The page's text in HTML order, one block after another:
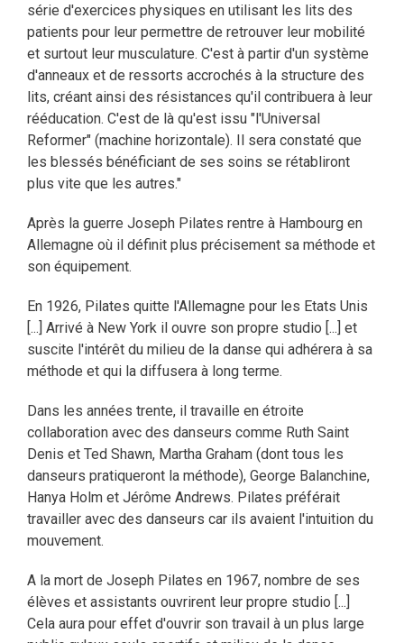
série d'exercices physiques en utilisant les lits des
patients pour leur permettre de retrouver leur mobilité
et surtout leur musculature. C'est à partir d'un système
d'anneaux et de ressorts accrochés à la structure des
lits, créant ainsi des résistances qu'il contribuera à leur
rééducation. C'est de là qu'est issu "l'Universal
Reformer" (machine horizontale). Il sera constaté que
les blessés bénéficiant de ses soins se rétabliront
plus vite que les autres."
Après la guerre Joseph Pilates rentre à Hambourg en
Allemagne où il définit plus précisement sa méthode et
son équipement.
En 1926, Pilates quitte l'Allemagne pour les Etats Unis
[...] Arrivé à New York il ouvre son propre studio [...] et
suscite l'intérêt du milieu de la danse qui adhérera à sa
méthode et qui la diffusera à long terme.
Dans les années trente, il travaille en étroite
collaboration avec des danseurs comme Ruth Saint
Denis et Ted Shawn, Martha Graham (dont tous les
danseurs pratiqueront la méthode), George Balanchine,
Hanya Holm et Jérôme Andrews. Pilates préférait
travailler avec des danseurs car ils avaient l'intuition du
mouvement.
A la mort de Joseph Pilates en 1967, nombre de ses
élèves et assistants ouvrirent leur propre studio [...]
Cela aura pour effet d'ouvrir son travail à un plus large